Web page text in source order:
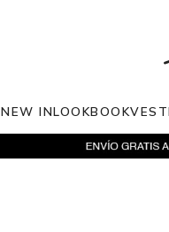
NEW INLOOKBOOK